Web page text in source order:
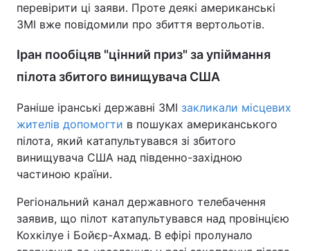
перевірити ці заяви. Проте деякі американські
ЗМІ вже повідомили про збиття вертольотів.
Іран пообіцяв "цінний приз" за упіймання
пілота збитого винищувача США
Раніше іранські державні ЗМІ закликали місцевих
жителів допомогти в пошуках американського
пілота, який катапультувався зі збитого
винищувача США над південно-західною
частиною країни.
Регіональний канал державного телебачення
заявив, що пілот катапультувався над провінцією
Кохкілуе і Бойєр-Ахмад. В ефірі пролунало